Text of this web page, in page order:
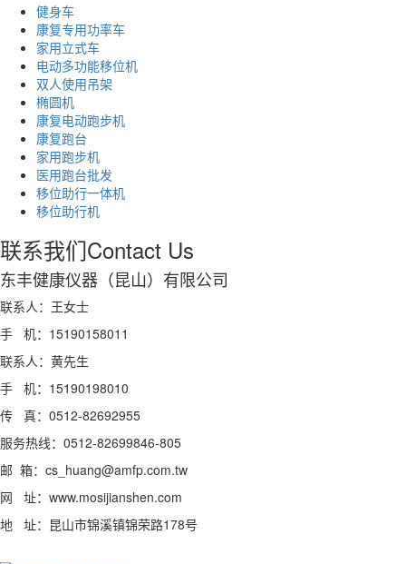
健身车
康复专用功率车
家用立式车
电动多功能移位机
双人使用吊架
椭圆机
康复电动跑步机
康复跑台
家用跑步机
医用跑台批发
移位助行一体机
移位助行机
联系我们Contact Us
东丰健康仪器（昆山）有限公司
联系人：王女士
手 机：15190158011
联系人：黄先生
手 机：15190198010
传 真：0512-82692955
服务热线：0512-82699846-805
邮 箱：cs_huang@amfp.com.tw
网 址：www.mosijianshen.com
地 址：昆山市锦溪镇锦荣路178号